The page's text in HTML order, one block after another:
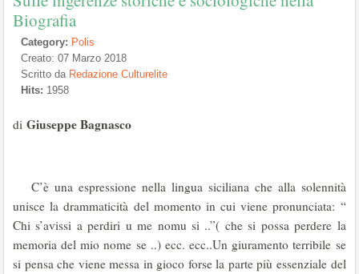
Biografia
Category: Polis
Creato: 07 Marzo 2018
Scritto da Redazione Culturelite
Hits: 1958
di Giuseppe Bagnasco
C’è una espressione nella lingua siciliana che alla solennità
unisce la drammaticità del momento in cui viene pronunciata: “
Chi s’avissi a perdiri u me nomu si ..”( che si possa perdere la
memoria del mio nome se ..) ecc. ecc..Un giuramento terribile se
si pensa che viene messa in gioco forse la parte più essenziale del